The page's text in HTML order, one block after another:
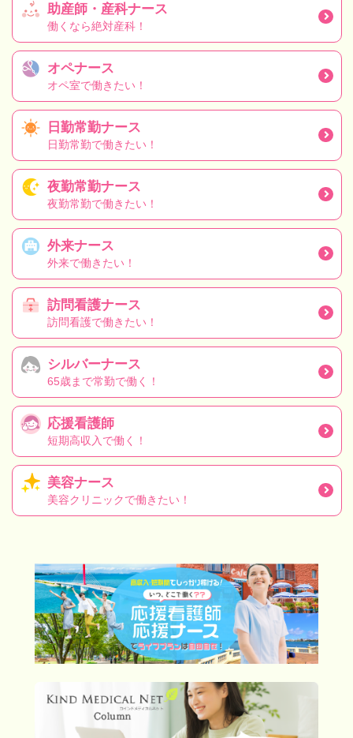
助産師・産科ナース
働くなら絶対産科！
オペナース
オペ室で働きたい！
日勤常勤ナース
日勤常勤で働きたい！
夜勤常勤ナース
夜勤常勤で働きたい！
外来ナース
外来で働きたい！
訪問看護ナース
訪問看護で働きたい！
シルバーナース
65歳まで常勤で働く！
応援看護師
短期高収入で働く！
美容ナース
美容クリニックで働きたい！